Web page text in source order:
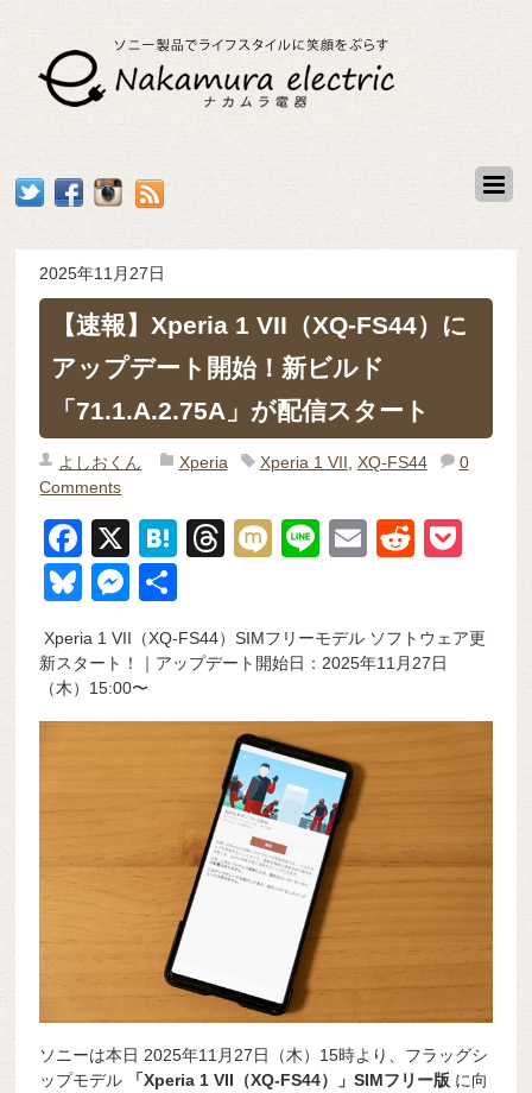
2025年11月27日
【速報】Xperia 1 VII（XQ-FS44）に
アップデート開始！新ビルド
「71.1.A.2.75A」が配信スタート
よしおくん Xperia Xperia 1 VII XQ-FS44
0
Comments
F
a
c
e
b
o
X
H
n
T
a
s
M
Li
E
R
di et
Bl
e
sk
y
M
ss
e
n
Xperia 1 VII（XQ-FS44）SIMフリーモデル ソフトウェア更
新スタート！｜アップデート開始日：2025年11月27日
（木）15:00〜
ソニーは本日 2025年11月27日（木）15時より、フラッグシ
ップモデル
「Xperia 1 VII（XQ-FS44）」SIMフリー版 に向